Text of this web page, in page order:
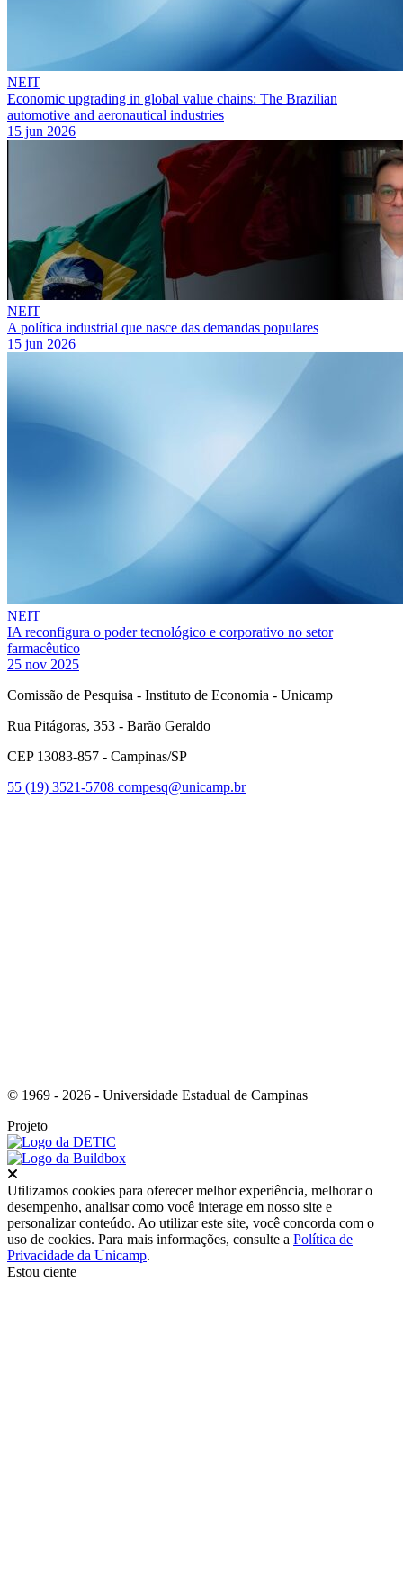
NEIT
Economic upgrading in global value chains: The Brazilian
automotive and aeronautical industries
15 jun 2026
NEIT
A política industrial que nasce das demandas populares
15 jun 2026
NEIT
IA reconfigura o poder tecnológico e corporativo no setor
farmacêutico
25 nov 2025
Comissão de Pesquisa - Instituto de Economia - Unicamp
Rua Pitágoras, 353 - Barão Geraldo
CEP 13083-857 - Campinas/SP
55 (19) 3521-5708 compesq@unicamp.br
© 1969 - 2026 - Universidade Estadual de Campinas
Projeto
Utilizamos cookies para oferecer melhor experiência, melhorar o
desempenho, analisar como você interage em nosso site e
personalizar conteúdo. Ao utilizar este site, você concorda com o
uso de cookies. Para mais informações, consulte a Política de
Privacidade da Unicamp.
Estou ciente